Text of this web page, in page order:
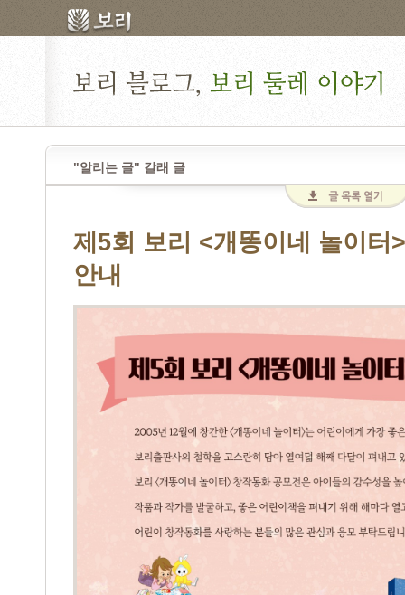
"알리는 글" 갈래 글
제5회 보리 <개똥이네 놀이터
안내